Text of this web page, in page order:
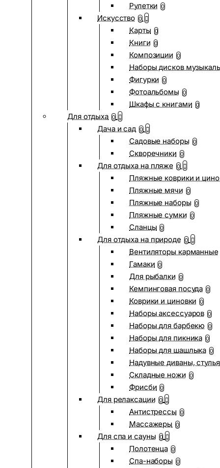
Рулетки 0
Искусство 0
Карты 0
Книги 0
Композиции 0
Наборы дисков
Фигурки 0
Фотоальбомы 0
Шкафы с книгами 0
Для отдыха 0
Дача и сад 0
Садовые наборы 0
Скворечники 0
Для отдыха на пляже 0
Пляжные коврики и
Пляжные мячи 0
Пляжные наборы 0
Пляжные сумки 0
Сланцы 0
Для отдыха на природе 0
Вентиляторы карманные
Гамаки 0
Для рыбалки 0
Кемпинговая посуда 0
Коврики и циновки 0
Наборы аксессуаров 0
Наборы для барбекю 0
Наборы для пикника 0
Наборы для шашлыка 0
Надувные диваны, стулья
Складные ножи 0
Фрисби 0
Для релаксации 0
Антистрессы 0
Массажеры 0
Для спа и сауны 0
Полотенца 0
Спа-наборы 0